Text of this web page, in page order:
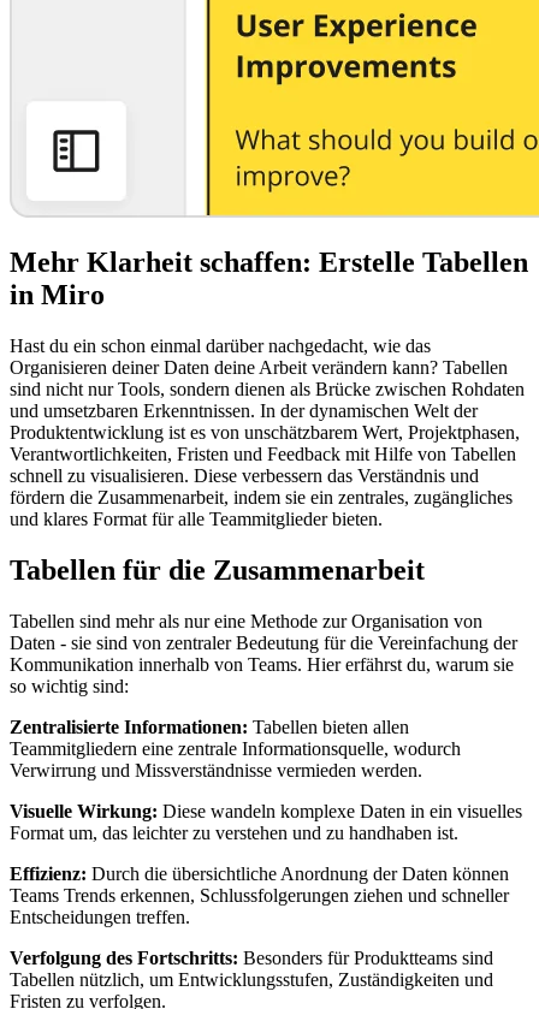
Mehr Klarheit schaffen: Erstelle Tabellen
in Miro
Hast du ein schon einmal darüber nachgedacht, wie das
Organisieren deiner Daten deine Arbeit verändern kann? Tabellen
sind nicht nur Tools, sondern dienen als Brücke zwischen Rohdaten
und umsetzbaren Erkenntnissen. In der dynamischen Welt der
Produktentwicklung ist es von unschätzbarem Wert, Projektphasen,
Verantwortlichkeiten, Fristen und Feedback mit Hilfe von Tabellen
schnell zu visualisieren. Diese verbessern das Verständnis und
fördern die Zusammenarbeit, indem sie ein zentrales, zugängliches
und klares Format für alle Teammitglieder bieten.
Tabellen für die Zusammenarbeit
Tabellen sind mehr als nur eine Methode zur Organisation von
Daten - sie sind von zentraler Bedeutung für die Vereinfachung der
Kommunikation innerhalb von Teams. Hier erfährst du, warum sie
so wichtig sind:
Zentralisierte Informationen: Tabellen bieten allen
Teammitgliedern eine zentrale Informationsquelle, wodurch
Verwirrung und Missverständnisse vermieden werden.
Visuelle Wirkung: Diese wandeln komplexe Daten in ein visuelles
Format um, das leichter zu verstehen und zu handhaben ist.
Effizienz: Durch die übersichtliche Anordnung der Daten können
Teams Trends erkennen, Schlussfolgerungen ziehen und schneller
Entscheidungen treffen.
Verfolgung des Fortschritts: Besonders für Produktteams sind
Tabellen nützlich, um Entwicklungsstufen, Zuständigkeiten und
Fristen zu verfolgen.